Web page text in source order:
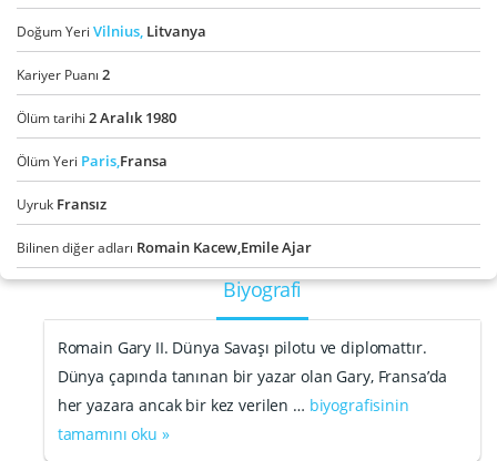
Doğum Yeri Vilnius, Litvanya
Kariyer Puanı 2
Ölüm tarihi 2Aralık 1980
Ölüm Yeri Paris,Fransa
Uyruk Fransız
Bilinen diğer adları Romain Kacew,Emile Ajar
Biyografi
Romain Gary II. Dünya Savaşı pilotu ve diplomattır.
Dünya çapında tanınan bir yazar olan Gary, Fransa’da
her yazara ancak bir kez verilen … biyografisinin
tamamını oku »